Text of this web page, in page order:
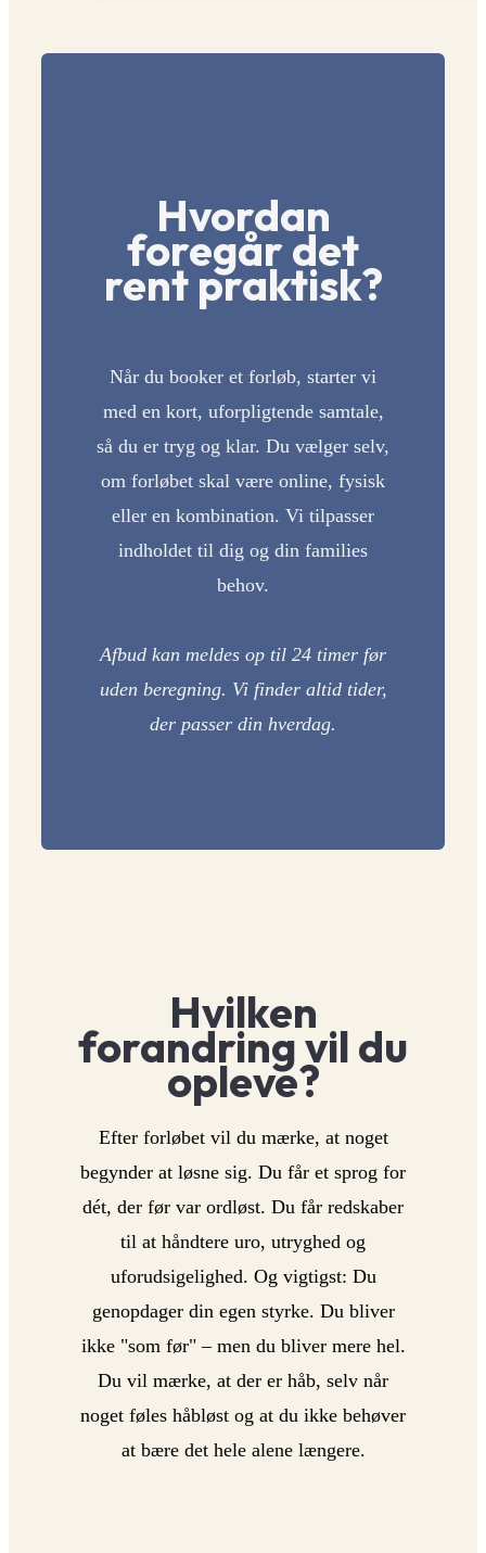
Hvordan
foregår det
rent praktisk?
Når du booker et forløb, starter vi
med en kort, uforpligtende samtale,
så du er tryg og klar. Du vælger selv,
om forløbet skal være online, fysisk
eller en kombination. Vi tilpasser
indholdet til dig og din families
behov.
Afbud kan meldes op til 24 timer før
uden beregning. Vi finder altid tider,
der passer din hverdag.
Hvilken
forandring vil du
opleve?
Efter forløbet vil du mærke, at noget
begynder at løsne sig. Du får et sprog for
dét, der før var ordløst. Du får redskaber
til at håndtere uro, utryghed og
uforudsigelighed. Og vigtigst: Du
genopdager din egen styrke. Du bliver
ikke "som før" – men du bliver mere hel.
Du vil mærke, at der er håb, selv når
noget føles håbløst og at du ikke behøver
at bære det hele alene længere.